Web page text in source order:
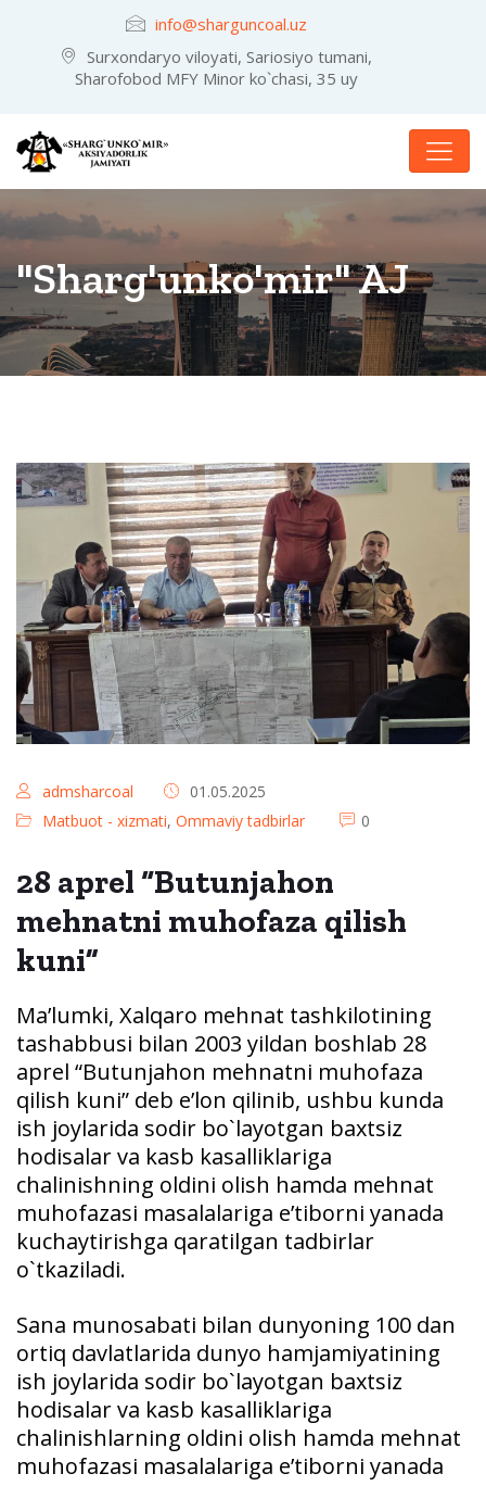
info@sharguncoal.uz
Surxondaryo viloyati, Sariosiyo tumani,
Sharofobod MFY Minor ko`chasi, 35 uy
"Sharg'unko'mir" AJ
admsharcoal
01.05.2025
Matbuot - xizmati, Ommaviy tadbirlar 0
28 aprel “Butunjahon
mehnatni muhofaza qilish
kuni”
Ma’lumki, Xalqaro mehnat tashkilotining
tashabbusi bilan 2003 yildan boshlab 28
aprel “Butunjahon mehnatni muhofaza
qilish kuni” deb e’lon qilinib, ushbu kunda
ish joylarida sodir bo`layotgan baxtsiz
hodisalar va kasb kasalliklariga
chalinishning oldini olish hamda mehnat
muhofazasi masalalariga e’tiborni yanada
kuchaytirishga qaratilgan tadbirlar
o`tkaziladi.
Sana munosabati bilan dunyoning 100 dan
ortiq davlatlarida dunyo hamjamiyatining
ish joylarida sodir bo`layotgan baxtsiz
hodisalar va kasb kasalliklariga
chalinishlarning oldini olish hamda mehnat
muhofazasi masalalariga e’tiborni yanada